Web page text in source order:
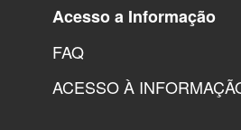
Acesso a Informação
FAQ
ACESSO À